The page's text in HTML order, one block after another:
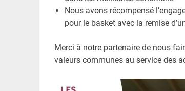
Nous avons récompensé
pour le basket avec la remise
Merci à notre partenaire de nous
valeurs communes au service des